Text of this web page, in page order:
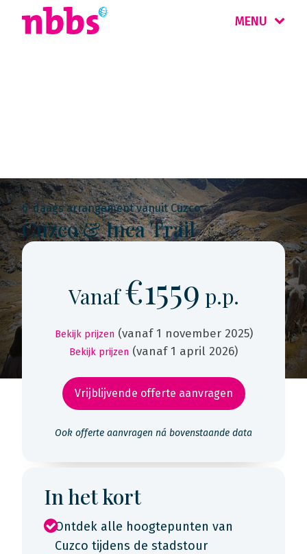
MENU
6-daags arrangement vanuit Cuzco
Cuzco & Inca Trail
Vanaf€1559 p.p.
Bekijk prijzen (vanaf 1 november 2025)
Bekijk prijzen (vanaf 1 april 2026)
Vrijblijvende offerte aanvragen
Ook offerte aanvragen ná bovenstaande data
In het kort
Ontdek alle hoogtepunten van
Cuzco tijdens de stadstour